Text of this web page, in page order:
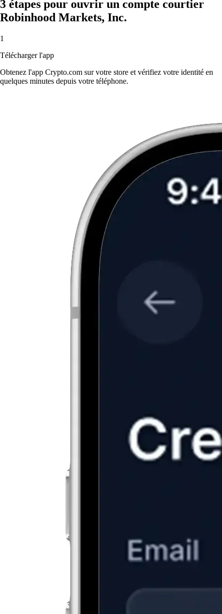
3 étapes pour ouvrir un compte courtier
Robinhood Markets, Inc.
1
Télécharger l'app
Obtenez l'app Crypto.com sur votre store et vérifiez votre identité en
quelques minutes depuis votre téléphone.